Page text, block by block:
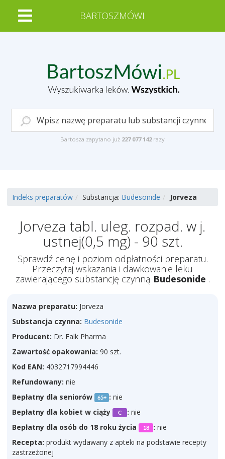
BARTOSZMÓWI
Bartosza zapytano już 227 077 142 razy
Indeks preparatów Substancja: Budesonide Jorveza
Jorveza tabl. uleg. rozpad. w j.
ustnej(0,5 mg) - 90 szt.
Sprawdź cenę i poziom odpłatności preparatu.
Przeczytaj wskazania i dawkowanie leku
zawierającego substancję czynną Budesonide .
Nazwa preparatu: Jorveza
Substancja czynna: Budesonide
Producent: Dr. Falk Pharma
Zawartość opakowania: 90 szt.
Kod EAN: 4032717994446
Refundowany: nie
Bepłatny dla seniorów
65+ : nie
Bepłatny dla kobiet w ciąży
C : nie
Bepłatny dla osób do 18 roku życia
18 : nie
Recepta: produkt wydawany z apteki na podstawie recepty
zastrzeżonej